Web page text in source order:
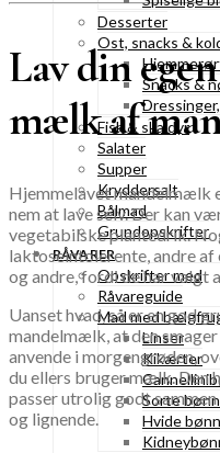
Desserter
Ost, snacks &
Snacks &
Fisk & skaldyr
Salater
Supper
Kryddersalt
Bålmad
Grundopskrifter
RÅVARER
Opskrifter med
Råvareguide
Mad med
Linser
Kikærter
Sorte
Hvide
Lav din
mælk af
Hjemmelavet mandelmælk
nem at lave selv. Der kan
vegetabilske plantedrik.
laktoseintolerente, andre
og andre, fordi de har valgt
Uanset hvad, så er en god
mandelmælk, at den
anvende i morgengrøden,
du ellers bruger mælk. Den
passer utrolig godt
og lignende.